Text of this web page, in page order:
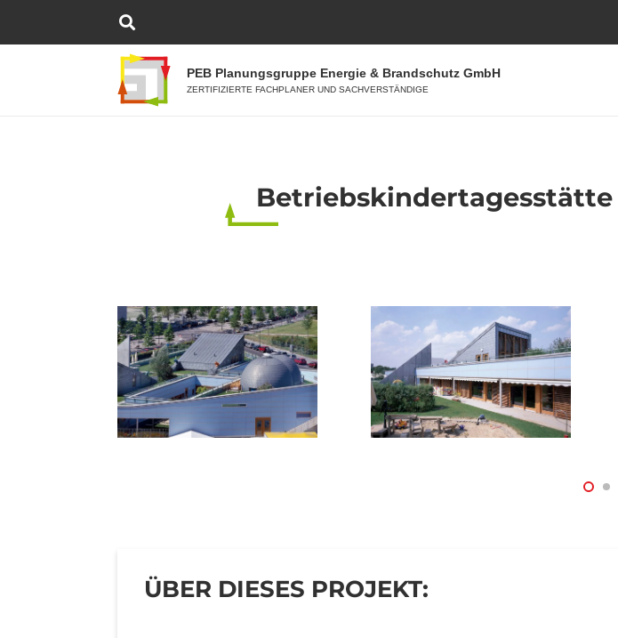
PEB Planungsgruppe Energie & Brandschutz GmbH
ZERTIFIZIERTE FACHPLANER UND SACHVERSTÄNDIGE
ÜBER DIESES PROJEKT: